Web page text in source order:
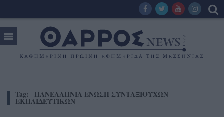
Tag: ΠΑΝΕΛΛΗΝΙΑ ΕΝΩΣΗ ΣΥΝΤΑΞΙΟΥΧΩΝ
ΕΚΠΑΙΔΕΥΤΙΚΩΝ